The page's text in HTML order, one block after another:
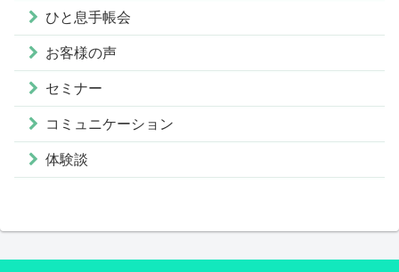
ひと息手帳会
お客様の声
セミナー
コミュニケーション
体験談